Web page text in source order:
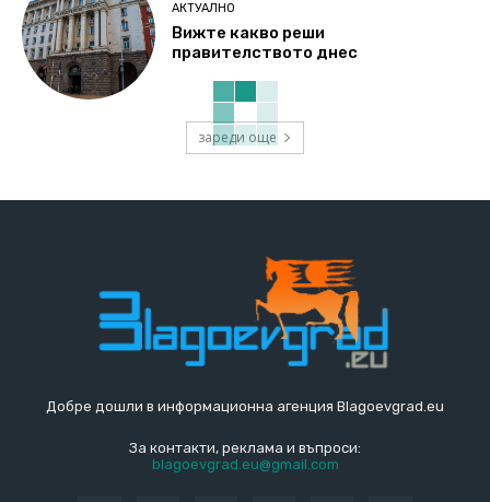
АКТУАЛНО
Вижте какво реши
правителството днес
зареди още
Добре дошли в информационна агенция Blagoevgrad.eu
За контакти, реклама и въпроси:
blagoevgrad.eu@gmail.com